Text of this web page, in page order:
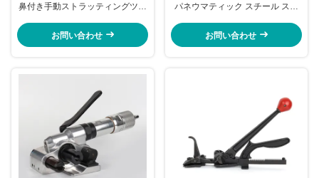
鼻付き手動ストラッティングツー
お問い合わせ
パネウマティック スチール スト
ド テンショナー ツール
お問い合わせ